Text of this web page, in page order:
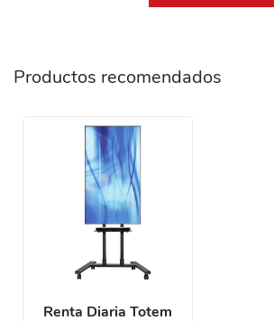
Productos recomendados
Renta Diaria Totem